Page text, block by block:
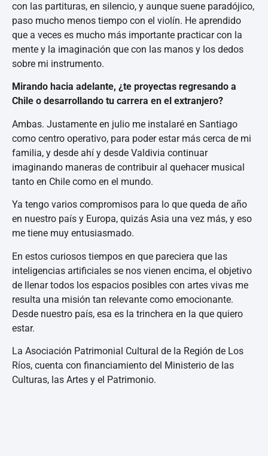
con las partituras, en silencio, y aunque suene paradójico,
paso mucho menos tiempo con el violín. He aprendido
que a veces es mucho más importante practicar con la
mente y la imaginación que con las manos y los dedos
sobre mi instrumento.
Mirando hacia adelante, ¿te proyectas regresando a
Chile o desarrollando tu carrera en el extranjero?
Ambas. Justamente en julio me instalaré en Santiago
como centro operativo, para poder estar más cerca de mi
familia, y desde ahí y desde Valdivia continuar
imaginando maneras de contribuir al quehacer musical
tanto en Chile como en el mundo.
Ya tengo varios compromisos para lo que queda de año
en nuestro país y Europa, quizás Asia una vez más, y eso
me tiene muy entusiasmado.
En estos curiosos tiempos en que pareciera que las
inteligencias artificiales se nos vienen encima, el objetivo
de llenar todos los espacios posibles con artes vivas me
resulta una misión tan relevante como emocionante.
Desde nuestro país, esa es la trinchera en la que quiero
estar.
La Asociación Patrimonial Cultural de la Región de Los
Ríos, cuenta con financiamiento del Ministerio de las
Culturas, las Artes y el Patrimonio.